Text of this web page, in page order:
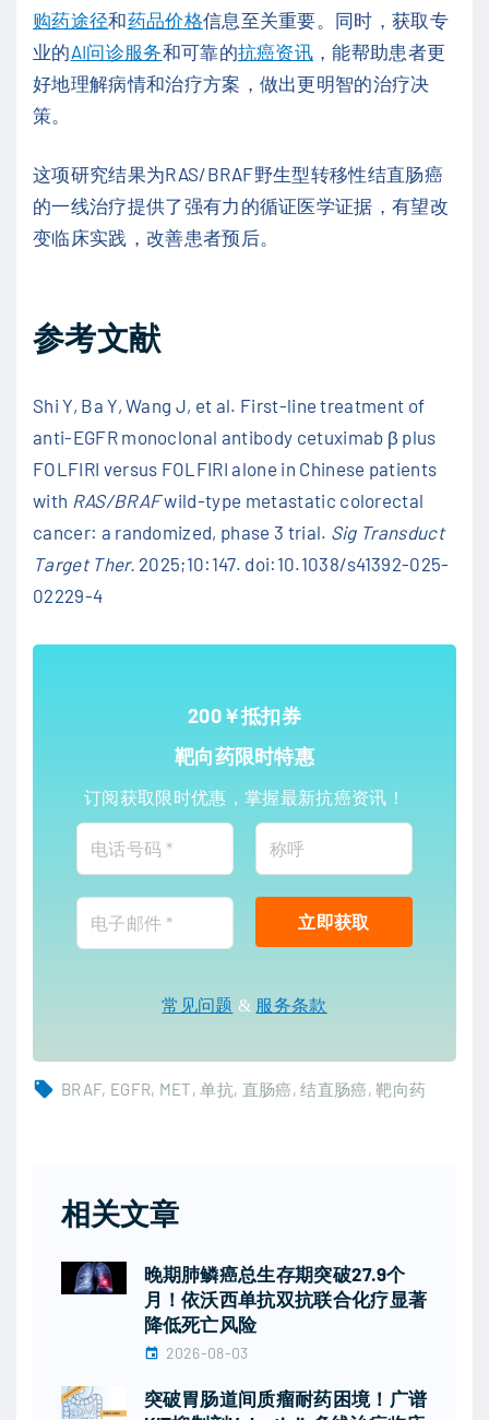
购药途径和药品价格信息至关重要。同时，获取专
业的AI问诊服务和可靠的抗癌资讯 ，能帮助患者更
好地理解病情和治疗方案，做出更明智的治疗决
策。
这项研究结果为RAS/BRAF野生型转移性结直肠癌
的一线治疗提供了强有力的循证医学证据，有望改
变临床实践，改善患者预后。
参考文献
Shi Y, Ba Y, Wang J, et al. First-line treatment of
anti-EGFR monoclonal antibody cetuximab β plus
FOLFIRI versus FOLFIRI alone in Chinese patients
with RAS/BRAFwild-type metastatic colorectal
cancer: a randomized, phase 3 trial. Sig Transduct
Target Ther. 2025;10:147. doi:10.1038/s41392-025-
02229-4
200￥抵扣券
靶向药限时特惠
订阅获取限时优惠，掌握最新抗癌资讯！
常见问题 & 服务条款
BRAF EGFR MET 单抗 直肠癌 结直肠癌 靶向药
相关文章
晚期肺鳞癌总生存期突破27.9个
月！依沃西单抗双抗联合化疗显著
降低死亡风险
2026-08-03
突破胃肠道间质瘤耐药困境！广谱